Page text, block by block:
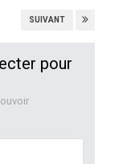
SUIVANT
pour